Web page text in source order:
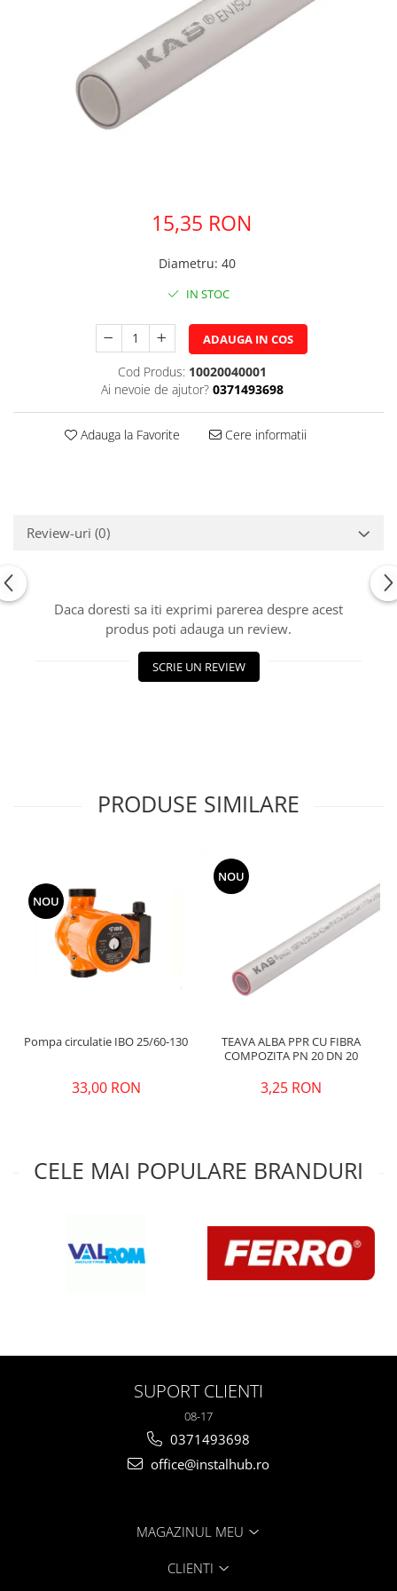
Capace WC
Raccorduri Flexibile
Rezervoare-Sifoane-Racorduri
15,35 RON
Diametru: 40
IN STOC
ADAUGA IN COS
Cod Produs: 10020040001
Ai nevoie de ajutor? 0371493698
Adauga la Favorite Cere informatii
Review-uri (0)
Daca doresti sa iti exprimi parerea despre acest
produs poti adauga un review.
SCRIE UN REVIEW
PRODUSE SIMILARE
NOU
Pompa circulatie IBO 25/60-130
33,00 RON
NOU
TEAVA ALBA PPR CU FIBRA
COMPOZITA PN 20 DN 20
3,25 RON
CELE MAI POPULARE BRANDURI
SUPORT CLIENTI
08-17
0371493698
office@instalhub.ro
MAGAZINUL MEU
CLIENTI